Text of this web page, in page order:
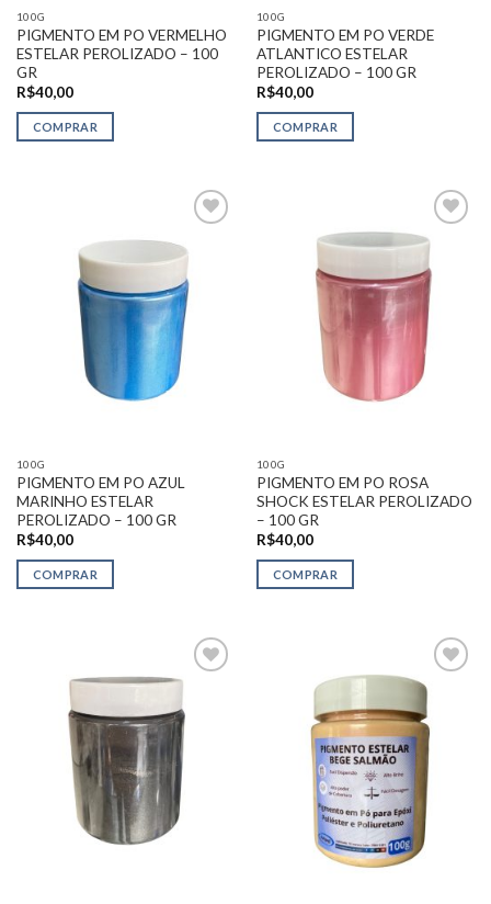
100G
PIGMENTO EM PO VERMELHO
ESTELAR PEROLIZADO – 100
GR
R$40,00
COMPRAR
100G
PIGMENTO EM PO VERDE
ATLANTICO ESTELAR
PEROLIZADO – 100 GR
R$40,00
COMPRAR
Adicionar
na Lista
Desejos
100G
PIGMENTO EM PO AZUL
MARINHO ESTELAR
PEROLIZADO – 100 GR
R$40,00
COMPRAR
Adicionar
de
Desejos
100G
PIGMENTO EM PO ROSA
SHOCK ESTELAR PEROLIZADO
– 100 GR
R$40,00
COMPRAR
Adicionar
Desejos
Adicionar
na Lista
Desejos